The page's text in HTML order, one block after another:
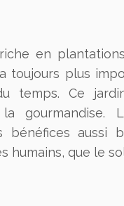
en
toujours plus
temps. Ce
gourmandise.
bénéfices aussi
humains, que le